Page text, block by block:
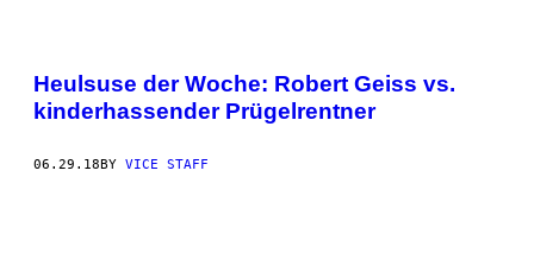
Heulsuse der Woche: Robert Geiss vs.
kinderhassender Prügelrentner
06.29.18BY VICE STAFF